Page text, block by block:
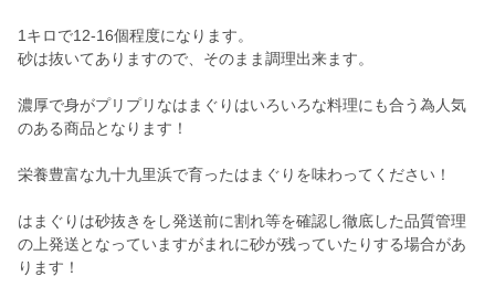
1キロで12-16個程度になります。
砂は抜いてありますので、そのまま調理出来ます。
濃厚で身がプリプリなはまぐりはいろいろな料理にも合う為人気
のある商品となります！
栄養豊富な九十九里浜で育ったはまぐりを味わってください！
はまぐりは砂抜きをし発送前に割れ等を確認し徹底した品質管理
の上発送となっていますがまれに砂が残っていたりする場合があ
ります！